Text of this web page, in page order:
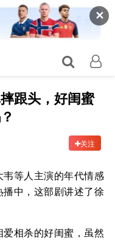
✕
跟头，好闺蜜
关注
等人主演的年代情感
中，这部剧讲述了徐
相杀的好闺蜜，虽然